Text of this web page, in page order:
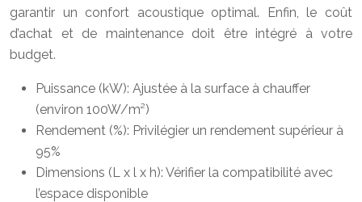
garantir un confort acoustique optimal. Enfin, le coût
d’achat et de maintenance doit être intégré à votre
budget.
Puissance (kW): Ajustée à la surface à chauffer
(environ 100W/m²)
Rendement (%): Privilégier un rendement supérieur à
95%
Dimensions (L x l x h): Vérifier la compatibilité avec
l’espace disponible